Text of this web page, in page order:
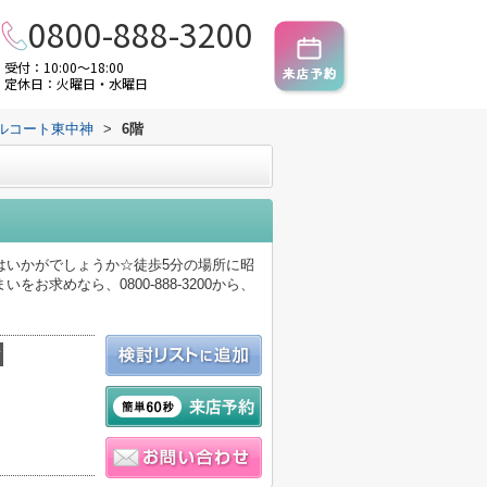
0800-888-3200
受付：10:00～18:00
定休日：火曜日・水曜日
コート東中神 > 6階
いかがでしょうか☆徒歩5分の場所に昭
をお求めなら、0800-888-3200から、